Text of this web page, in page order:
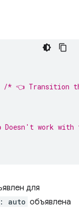
/* 👈 Transition
Doesn't work
для
auto объявлена